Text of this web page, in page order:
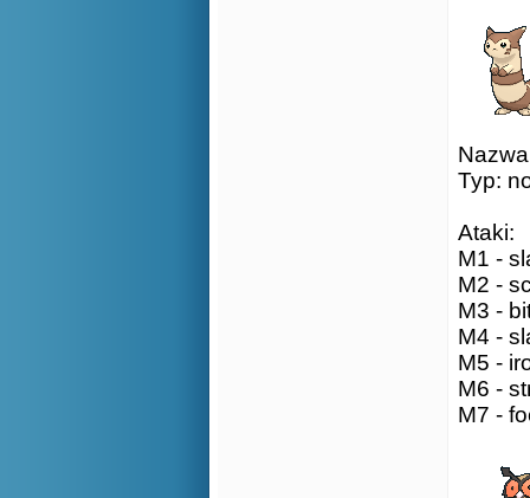
Typ:
Ataki:
M1 -
M2 -
M3 -
M4 -
M5 -
M6 -
M7 -